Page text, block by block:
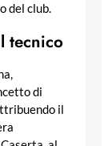
del club.
tecnico
di
il